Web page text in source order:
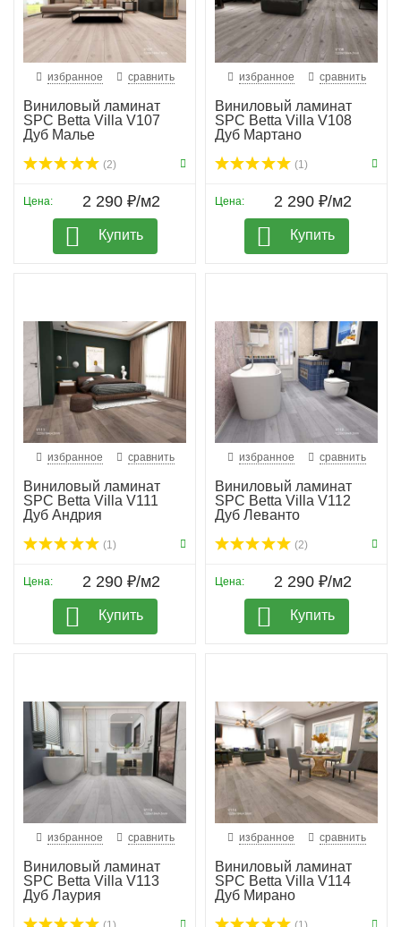
избранное сравнить
Виниловый ламинат
SPC Betta Villa V107
Дуб Малье
(2)
Цена: 2 290 ₽/м2
Купить
избранное сравнить
Виниловый ламинат
SPC Betta Villa V108
Дуб Мартано
(1)
Цена: 2 290 ₽/м2
Купить
избранное сравнить
Виниловый ламинат
SPC Betta Villa V111
Дуб Андрия
(1)
Цена: 2 290 ₽/м2
Купить
избранное сравнить
Виниловый ламинат
SPC Betta Villa V112
Дуб Леванто
(2)
Цена: 2 290 ₽/м2
Купить
избранное сравнить
Виниловый ламинат
SPC Betta Villa V113
Дуб Лаурия
избранное сравнить
Виниловый ламинат
SPC Betta Villa V114
Дуб Мирано